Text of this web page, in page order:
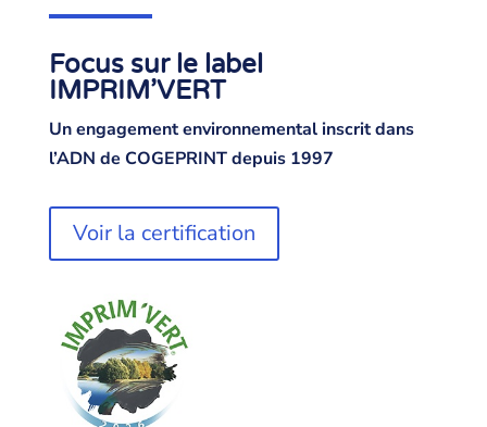
Focus sur le label
IMPRIM’VERT
Un engagement environnemental inscrit dans
l’ADN de COGEPRINT depuis 1997
Voir la certification